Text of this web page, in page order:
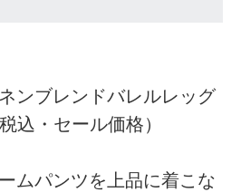
ンブレンドバレルレッグ
込・セール価格）
ムパンツを上品に着こな